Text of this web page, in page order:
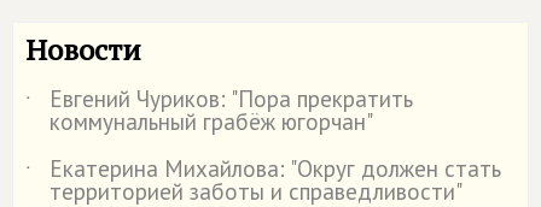
Новости
˙ Евгений Чуриков: "Пора прекратить
коммунальный грабёж югорчан"
˙
Екатерина Михайлова: "Округ должен стать
территорией заботы и справедливости"